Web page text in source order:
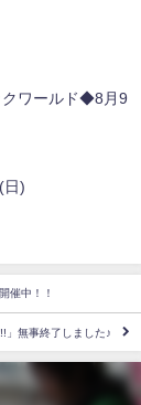
クワールド◆8月9
日)
催中！！
」無事終了しました♪